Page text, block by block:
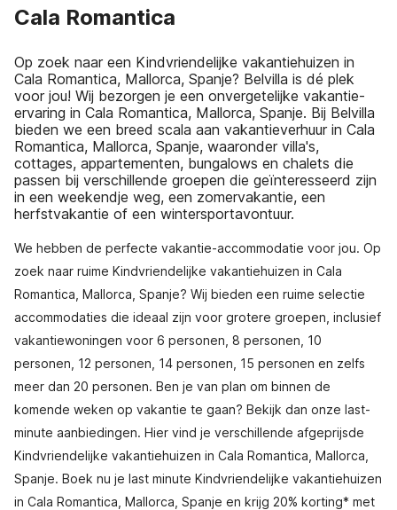
Cala Romantica
Op zoek naar een Kindvriendelijke vakantiehuizen in
Cala Romantica, Mallorca, Spanje? Belvilla is dé plek
voor jou! Wij bezorgen je een onvergetelijke vakantie-
ervaring in Cala Romantica, Mallorca, Spanje. Bij Belvilla
bieden we een breed scala aan vakantieverhuur in Cala
Romantica, Mallorca, Spanje, waaronder villa's,
cottages, appartementen, bungalows en chalets die
passen bij verschillende groepen die geïnteresseerd zijn
in een weekendje weg, een zomervakantie, een
herfstvakantie of een wintersportavontuur.
We hebben de perfecte vakantie-accommodatie voor jou. Op
zoek naar ruime Kindvriendelijke vakantiehuizen in Cala
Romantica, Mallorca, Spanje? Wij bieden een ruime selectie
accommodaties die ideaal zijn voor grotere groepen, inclusief
vakantiewoningen voor 6 personen, 8 personen, 10
personen, 12 personen, 14 personen, 15 personen en zelfs
meer dan 20 personen. Ben je van plan om binnen de
komende weken op vakantie te gaan? Bekijk dan onze last-
minute aanbiedingen. Hier vind je verschillende afgeprijsde
Kindvriendelijke vakantiehuizen in Cala Romantica, Mallorca,
Spanje. Boek nu je last minute Kindvriendelijke vakantiehuizen
in Cala Romantica, Mallorca, Spanje en krijg 20% korting* met